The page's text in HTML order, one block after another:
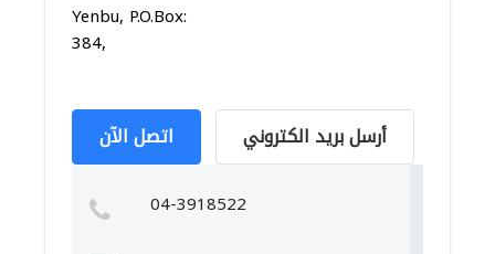
Yenbu, P.O.Box:
384,
اتصل الآن أرسل بريد الكتروني
04-3918522